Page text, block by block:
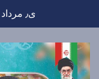
to
content
ی٫ مرداد ۱۸ام, ۱۴۰۵